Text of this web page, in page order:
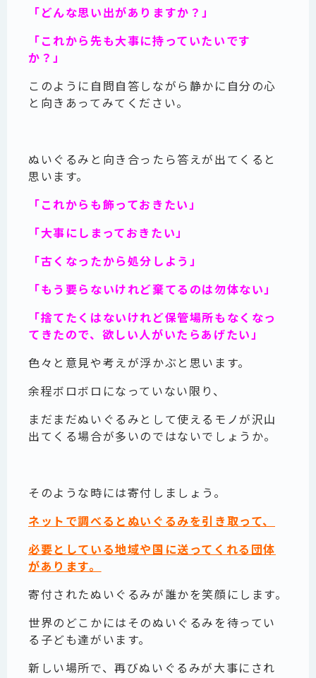
「どんな思い出がありますか？」
「これから先も大事に持っていたいです
か？」
このように自問自答しながら静かに自分の心
と向きあってみてください。
ぬいぐるみと向き合ったら答えが出てくると
思います。
「これからも飾っておきたい」
「大事にしまっておきたい」
「古くなったから処分しよう」
「もう要らないけれど棄てるのは勿体ない」
「捨てたくはないけれど保管場所もなくなっ
てきたので、欲しい人がいたらあげたい」
色々と意見や考えが浮かぶと思います。
余程ボロボロになっていない限り、
まだまだぬいぐるみとして使えるモノが沢山
出てくる場合が多いのではないでしょうか。
そのような時には寄付しましょう。
ネットで調べるとぬいぐるみを引き取って、
必要としている地域や国に送ってくれる団体
があります。
寄付されたぬいぐるみが誰かを笑顔にします。
世界のどこかにはそのぬいぐるみを待ってい
る子ども達がいます。
新しい場所で、再びぬいぐるみが大事にされ